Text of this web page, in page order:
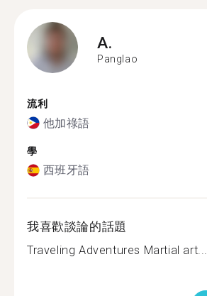
A.
Panglao
流利
他加祿語
學
西班牙語
我喜歡談論的話題
Traveling Adventures Martial art...